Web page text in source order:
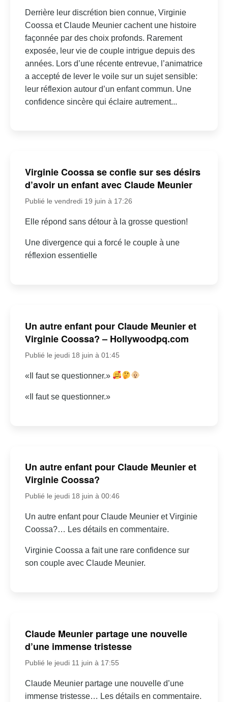
Derrière leur discrétion bien connue, Virginie
Coossa et Claude Meunier cachent une histoire
façonnée par des choix profonds. Rarement
exposée, leur vie de couple intrigue depuis des
années. Lors d’une récente entrevue, l’animatrice
a accepté de lever le voile sur un sujet sensible:
leur réflexion autour d’un enfant commun. Une
confidence sincère qui éclaire autrement...
Virginie Coossa se confie sur ses désirs
d’avoir un enfant avec Claude Meunier
Publié le vendredi 19 juin à 17:26
Elle répond sans détour à la grosse question!
Une divergence qui a forcé le couple à une
réflexion essentielle
Un autre enfant pour Claude Meunier et
Virginie Coossa? – Hollywoodpq.com
Publié le jeudi 18 juin à 01:45
«Il faut se questionner.»
«Il faut se questionner.»
Un autre enfant pour Claude Meunier et
Virginie Coossa?
Publié le jeudi 18 juin à 00:46
Un autre enfant pour Claude Meunier et Virginie
Coossa?… Les détails en commentaire.
Virginie Coossa a fait une rare confidence sur
son couple avec Claude Meunier.
Claude Meunier partage une nouvelle
d’une immense tristesse
Publié le jeudi 11 juin à 17:55
Claude Meunier partage une nouvelle d’une
immense tristesse… Les détails en commentaire.